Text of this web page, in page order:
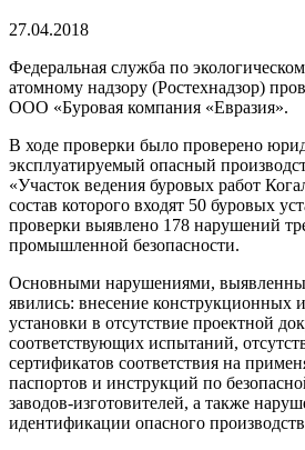
27.04.2018
Федеральная служба по
атомному надзору (Ростехнадзор)
ООО «Буровая компания «Евразия».
В ходе проверки было проверено
эксплуатируемый опасный
«Участок ведения буровых работ
состав которого входят 50 буровых
проверки выявлено 178 нарушений
промышленной безопасности.
Основными нарушениями,
явились: внесение конструкционных
установки в отсутствие проектной
соответствующих испытаний,
сертификатов соответствия на
паспортов и инструкций по
заводов-изготовителей, а также
идентификации опасного